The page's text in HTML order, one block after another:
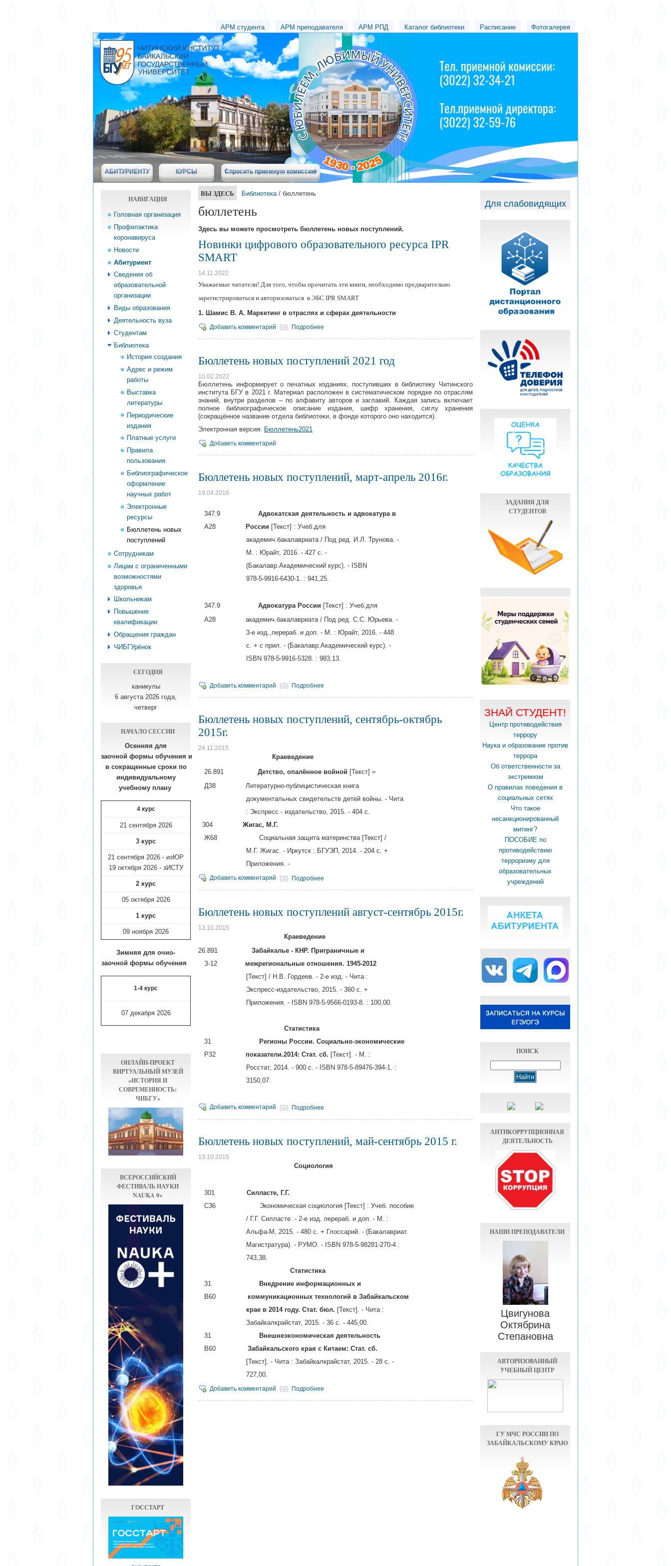
АРМ студента АРМ преподавателя АРМ РПД Каталог библиотеки Расписание Фотогалерея
АБИТУРИЕНТУ КУРСЫ Спросить приемную комиссию
НАВИГАЦИЯ
Головная организация
Профилактика
коронавируса
Новости
Абитуриент
Сведения об
образовательной
организации
Виды образования
Деятельность вуза
Студентам
Библиотека
История создания
Адрес и режим
работы
Выставка
литературы
Периодические
издания
Платные услуги
Правила
пользования
Библиографическое
оформление
научных работ
Электронные
ресурсы
Бюллетень новых
поступлений
Сотрудникам
Лицам с ограниченными
возможностями
здоровья
Школьникам
Повышение
квалификации
Обращения граждан
ЧИБГУрёнок
СЕГОДНЯ
каникулы
6 августа 2026 года,
четверг
НАЧАЛО СЕССИИ
Осенняя для
заочной формы обучения и
в сокращенные сроки по
индивидуальному
учебному плану​
4 курс
21 сентября 2026
3 курс
21 сентября 2026 - изЮР
19 октября 2026 - зИСТУ
2 курс
05 октября 2026
1 курс
09 ноября 2026
Зимняя для очно-
заочной формы обучения
1-4 курс
07 декабря 2026
ОНЛАЙН-ПРОЕКТ
ВИРТУАЛЬНЫЙ МУЗЕЙ
«ИСТОРИЯ И
СОВРЕМЕННОСТЬ:
ЧИБГУ»
ВСЕРОССИЙСКИЙ
ФЕСТИВАЛЬ НАУКИ
NAUKA 0+
ГОССТАРТ
ВЫ ЗДЕСЬ Библиотека/ бюллетень
бюллетень
Здесь вы можете просмотреть бюллетень новых поступлений.
Новинки цифрового образовательного ресурса IPR
SMART
14.11.2022
Уважаемые читатели! Для того, чтобы прочитать эти книги, необходимо предварительно
зарегистрироваться и авторизоваться в ЭБС IPR SMART
1. Шамис В. А. Маркетинг в отраслях и сферах деятельности
Добавить комментарий Подробнее
Бюллетень новых поступлений 2021 год
10.02.2022
Бюллетень информирует о печатных изданиях, поступивших в библиотеку Читинского
института БГУ в 2021 г. Материал расположен в систематическом порядке по отраслям
знаний, внутри разделов – по алфавиту авторов и заглавий. Каждая запись включает
полное библиографическое описание издания, шифр хранения, сиглу хранения
(сокращённое название отдела библиотеки, в фонде которого оно находится).
Электронная версия: Бюллетень2021
Добавить комментарий
Бюллетень новых поступлений, март-апрель 2016г.
19.04.2016
347.9
Адвокатская деятельность и адвокатура в
А28
России [Текст] : Учеб.для
академич.бакалавриата / Под ред. И.Л. Трунова. -
М. : Юрайт, 2016. - 427 с. -
(Бакалавр.Академический курс). - ISBN
978-5-9916-6430-1. : 941,25.
347.9 Адвокатура России [Текст] : Учеб.для
А28 академич.бакалавриата / Под ред. С.С. Юрьева. -
3-е изд.,перераб. и доп. - М. : Юрайт, 2016. - 448
с. + с прил. - (Бакалавр.Академический курс). -
ISBN 978-5-9916-5328. : 983,13.
Добавить комментарий Подробнее
Бюллетень новых поступлений, сентябрь-октябрь
2015г.
24.11.2015
Краеведение
26.891
Детство, опалённое войной [Текст] =
Д38 Литературно-публицистическая книга
документальных свидетельств детей войны. - Чита
: Экспресс - издательство, 2015. - 404 с.
304 Жигас, М.Г.
Ж68 Социальная защита материнства [Текст] /
М.Г. Жигас. - Иркутск : БГУЭП, 2014. - 204 с. +
Приложения. -
Добавить комментарий Подробнее
Бюллетень новых поступлений август-сентябрь 2015г.
13.10.2015
Краеведение
26.891
Забайкалье - КНР. Приграничные и
З-12 межрегиональные отношения. 1945-2012
[Текст] / Н.В. Гордеев. - 2-е изд. - Чита :
Экспресс-издательство, 2015. - 360 с. +
Приложения. - ISBN 978-5-9566-0193-8. : 100,00.
Статистика
31
Регионы России. Социально-экономические
Р32 показатели.2014: Стат. сб. [Текст]. - М. :
Росстат, 2014. - 900 с. - ISBN 978-5-89476-394-1. :
3150,07.
Добавить комментарий Подробнее
Бюллетень новых поступлений, май-сентябрь 2015 г.
13.10.2015
Социология
301 Силласте, Г.Г.
С36 Экономическая социология [Текст] : Учеб. пособие
/ Г.Г. Силласте. - 2-е изд. перераб. и доп. - М. :
Альфа-М, 2015. - 480 с. + Глоссарий. - (Бакалавриат.
Магистратура). - РУМО. - ISBN 978-5-98281-270-4 :
743,38.
Статистика
31
Внедрение информационных и
В60 коммуникационных технологий в Забайкальском
крае в 2014 году. Стат. бюл. [Текст]. - Чита :
Забайкалкрайстат, 2015. - 36 с. - 445,00.
31
Внешнеэкономическая деятельность
В60 Забайкальского края с Китаем: Стат. сб.
[Текст]. - Чита : Забайкалкрайстат, 2015. - 28 с. -
727,00.
Добавить комментарий Подробнее
Для слабовидящих
ЗАДАНИЯ ДЛЯ
СТУДЕНТОВ
ЗНАЙ СТУДЕНТ!
Центр противодействия
террору
Наука и образование против
террора
Об ответственности за
экстремизм
О правилах поведения в
социальных сетях
Что такое
несанкционированный
митинг?
ПОСОБИЕ по
противодействию
терроризму для
образовательных
учреждений
ПОИСК
АНТИКОРРУПЦИОННАЯ
ДЕЯТЕЛЬНОСТЬ
НАШИ ПРЕПОДАВАТЕЛИ
Цвигунова
Октябрина
Степановна
АВТОРИЗОВАННЫЙ
УЧЕБНЫЙ ЦЕНТР
ГУ МЧС РОССИИ ПО
ЗАБАЙКАЛЬСКОМУ КРАЮ